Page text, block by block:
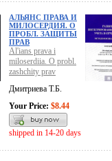
АЛЬЯНС ПРАВА И
МИЛОСЕРДИЯ. О
ПРОБЛ. ЗАЩИТЫ
ПРАВ
Al'ians prava i
miloserdiia. O probl.
zashchity prav
Дмитриева Т.Б.
Your Price: $8.44
shipped in 14-20 days